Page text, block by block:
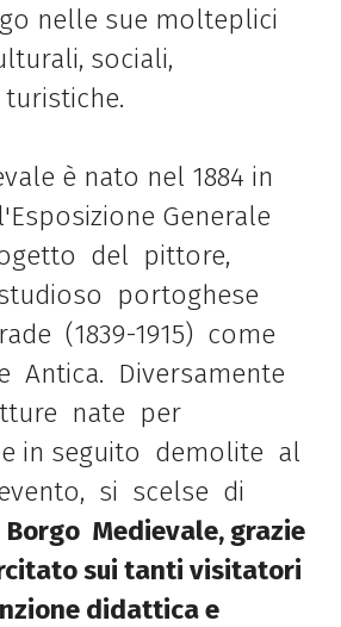
nelle sue molteplici
sociali,
turistiche.
è nato nel 1884 in
Generale
del pittore,
portoghese
(1839-1915) come
Antica. Diversamente
nate per
in seguito demolite al
si scelse di
Medievale, grazie
sui tanti visitatori
didattica e